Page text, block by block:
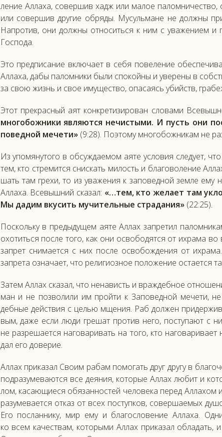
ление Ал­ла­ха, со­вер­шив хадж или ма­лое
или со­вер­шив дру­гие об­ря­ды. Му­суль­ма­не не дол­жны
Нап­ро­тив, они дол­жны от­но­сить­ся к ним с ува­жени­ем и
Гос­по­да.
Это пред­пи­сание вклю­ча­ет в се­бя по­веле­ние
Ал­ла­ха, да­бы па­лом­ни­ки бы­ли спо­кой­ны и уве­рены в
за свою жизнь и свое иму­щес­тво, опа­са­ясь убий­ств,
Этот прек­расный а­ят кон­кре­тизи­рован сло­вами
мно­гобож­ни­ки яв­ля­ют­ся не­чис­ты­ми. И пусть они
повед­ной ме­чети»(9:28). По­это­му мно­гобож­ни­кам не
Из упо­мяну­того в об­сужда­емом а­яте ус­ло­вия сле­ду­ет,
тем, кто стре­мит­ся снис­кать ми­лость и бла­гово­ление
шать там гре­хи, то из ува­жения к за­повед­ной зем­ле ему
Ал­ла­ха. Все­выш­ний ска­зал: «…тем, кто же­ла­ет там
Мы да­дим вку­сить му­читель­ные стра­дания»(22:25).
Пос­коль­ку в пре­дыду­щем а­яте Ал­лах зап­ре­тил
охо­тить­ся пос­ле то­го, как они ос­во­бодят­ся от их­ра­ма
зап­рет сни­ма­ет­ся с них пос­ле ос­во­бож­де­ния от
зап­ре­та оз­на­ча­ет, что ре­лиги­оз­ное по­ложе­ние ос­та­ет­ся
За­тем Ал­лах ска­зал, что не­нависть и враж­дебное
ман и не поз­во­лили им прой­ти к За­повед­ной ме­чети,
дебные дей­ствия с целью мще­ния. Раб дол­жен
вым, да­же ес­ли лю­ди гре­шат про­тив не­го, пос­ту­па­ют с
не раз­ре­ша­ет­ся на­гова­ривать на то­го, кто
дал его до­верие.
Ал­лах при­казал Сво­им ра­бам по­могать друг дру­гу в
под­ра­зуме­ва­ют­ся все де­яния, ко­торые Ал­лах лю­бит и
лом, ка­са­ющи­еся обя­зан­ностей че­лове­ка пе­ред
ра­зуме­ва­ет­ся от­каз от всех пос­тупков, со­вер­ша­емых
Его пос­ланни­ку, мир ему и бла­гос­ло­вение Ал­ла­ха.
ко всем ка­чес­твам, ко­торы­ми Ал­лах при­казал об­ла­дать,